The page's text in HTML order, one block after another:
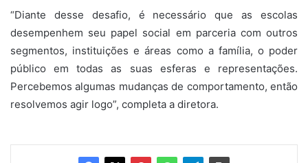
“Diante desse desafio, é necessário que as escolas
desempenhem seu papel social em parceria com outros
segmentos, instituições e áreas como a família, o poder
público em todas as suas esferas e representações.
Percebemos algumas mudanças de comportamento, então
resolvemos agir logo”, completa a diretora.